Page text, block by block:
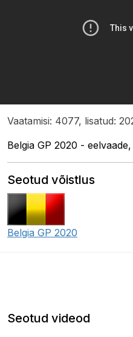
Vaatamisi: 4077, lisatud:
Belgia GP 2020 -
Seotud võistlus
Belgia GP 2020
Seotud videod